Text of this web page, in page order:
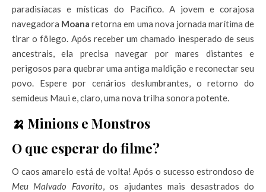
paradisíacas e místicas do Pacífico. A jovem e corajosa
navegadora Moana retorna em uma nova jornada marítima de
tirar o fôlego. Após receber um chamado inesperado de seus
ancestrais, ela precisa navegar por mares distantes e
perigosos para quebrar uma antiga maldição e reconectar seu
povo. Espere por cenários deslumbrantes, o retorno do
semideus Maui e, claro, uma nova trilha sonora potente.
🍌 Minions e Monstros
O que esperar do filme?
O caos amarelo está de volta! Após o sucesso estrondoso de
Meu Malvado Favorito, os ajudantes mais desastrados do